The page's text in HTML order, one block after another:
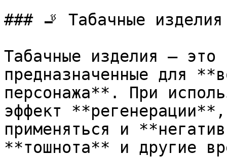
### 🚬 Табачные изделия
Табачные изделия — это
предназначенные для
персонажа**. При
эффект
применяться и
**тошнота** и другие